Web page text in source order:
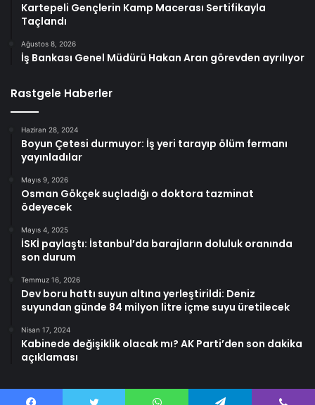
Kartepeli Gençlerin Kamp Macerası Sertifikayla
Taçlandı
Ağustos 8, 2026
İş Bankası Genel Müdürü Hakan Aran görevden ayrılıyor
Rastgele Haberler
Haziran 28, 2024
Boyun Çetesi durmuyor: İş yeri tarayıp ölüm fermanı
yayınladılar
Mayıs 9, 2026
Osman Gökçek suçladığı o doktora tazminat
ödeyecek
Mayıs 4, 2025
İSKİ paylaştı: İstanbul’da barajların doluluk oranında
son durum
Temmuz 16, 2026
Dev boru hattı suyun altına yerleştirildi: Deniz
suyundan günde 84 milyon litre içme suyu üretilecek
Nisan 17, 2024
Kabinede değişiklik olacak mı? AK Parti’den son dakika
açıklaması